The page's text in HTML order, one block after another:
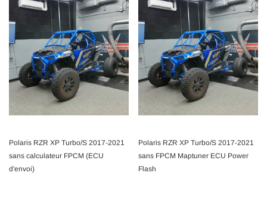
Polaris RZR XP Turbo/S 2017-2021
sans calculateur FPCM (ECU
d'envoi)
Polaris RZR XP Turbo/S 2017-2021
sans FPCM Maptuner ECU Power
Flash